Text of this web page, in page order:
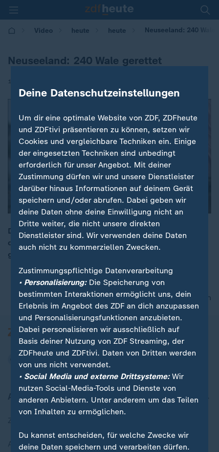
Video heute heute Neuseeland: 240
Neuseeland: 240 Wale gerettet
12.02.2017 | 10:07
00:05
Die Rettungsaktion für die gestrandeten Grindwale an
der Küste Neuseelands ist beendet: Rund 240 Tieren
gelang es ins offene Meer zurückzuschwimmen.
nach oben
Aktuell bei ZDFheute
Aktuelle Sendungs-Videos
Deine Datenschutzeinstellungen
Um dir eine optimale Website von ZDF, ZDFheute
und ZDFtivi präsentieren zu können, setzen wir
Cookies und vergleichbare Techniken ein. Einige
der eingesetzten Techniken sind unbedingt
erforderlich für unser Angebot. Mit deiner
Zustimmung dürfen wir und unsere Dienstleister
darüber hinaus Informationen auf deinem Gerät
speichern und/oder abrufen. Dabei geben wir
deine Daten ohne deine Einwilligung nicht an
Dritte weiter, die nicht unsere direkten
Dienstleister sind. Wir verwenden deine Daten
auch nicht zu kommerziellen Zwecken.
Zustimmungspflichtige Datenverarbeitung
• Personalisierung:Die Speicherung von
bestimmten Interaktionen ermöglicht uns, dein
Erlebnis im Angebot des ZDF an dich anzupassen
und Personalisierungsfunktionen anzubieten.
Dabei personalisieren wir ausschließlich auf
Basis deiner Nutzung von ZDF Streaming, der
ZDFheute und ZDFtivi. Daten von Dritten werden
von uns nicht verwendet.
• Social Media und externe Drittsysteme:Wir
nutzen Social-Media-Tools und Dienste von
anderen Anbietern. Unter anderem um das Teilen
von Inhalten zu ermöglichen.
Du kannst entscheiden, für welche Zwecke wir
deine Daten speichern und verarbeiten dürfen.